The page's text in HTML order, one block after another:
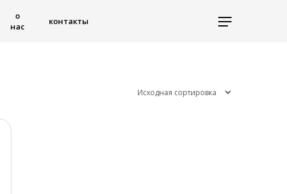
о
нас
контакты